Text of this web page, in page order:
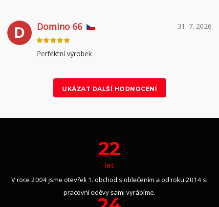
D 31. 7. 2026
Domino 66
Perfektní výrobek
UKÁZAT DALŠÍ HODNOCENÍ
22
let
V roce 2004 jsme otevřeli 1. obchod s oblečením a od roku 2014 si
pracovní oděvy sami vyrábíme.